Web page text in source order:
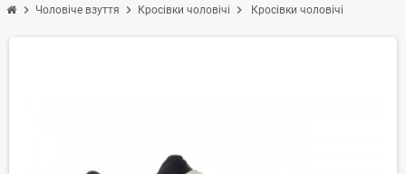
chevron_right Чоловіче взуття chevron_right Кросівки чоловічі chevron_right Кросівки чоловічі